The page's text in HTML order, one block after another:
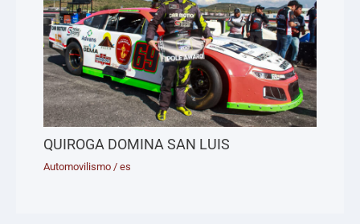
QUIROGA DOMINA SAN LUIS
Automovilismo /es